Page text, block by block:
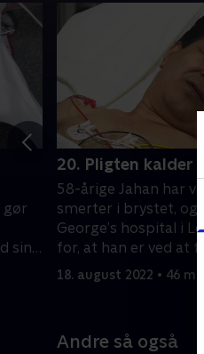
gør
sin
20. Pligten kalder
58-årige Jahan har
smerter i brystet, og
George’s hospital i
for, at han er ved at
18. august 2022 • 46 min
Andre så også